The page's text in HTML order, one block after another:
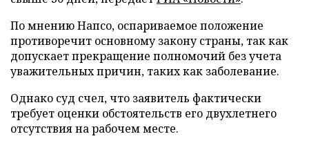
По мнению Напсо, оспариваемое положение
противоречит основному закону страны, так как
допускает прекращение полномочий без учета
уважительных причин, таких как заболевание.
Однако суд счел, что заявитель фактически
требует оценки обстоятельств его двухлетнего
отсутствия на рабочем месте.